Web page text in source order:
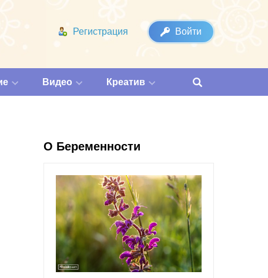
Регистрация Войти
Видео Креатив
О Беременности